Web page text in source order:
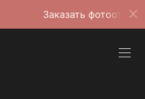
Заказать фотоотчёт